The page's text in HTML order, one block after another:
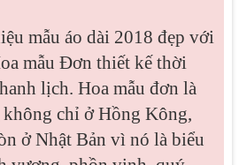
mẫu áo dài 2018 đẹp với
mẫu Đơn thiết kế thời
lịch. Hoa mẫu đơn là
chỉ ở Hồng Kông,
ở Nhật Bản vì nó là biểu